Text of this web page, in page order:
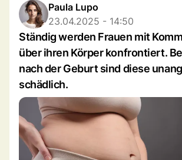
Paula Lupo
23.04.2025 - 14:50
Ständig werden Frauen mit
über ihren Körper konfrontiert.
nach der Geburt sind diese
schädlich.